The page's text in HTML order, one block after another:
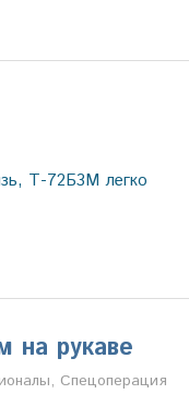
Т-72Б3М легко
на рукаве
, Спецоперация